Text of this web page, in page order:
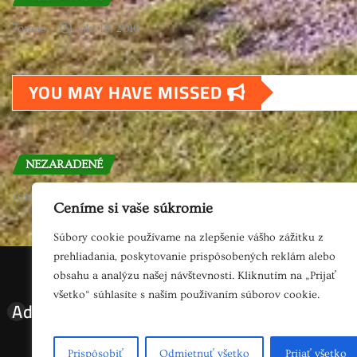
Ceníme si vaše súkromie
Súbory cookie používame na zlepšenie vášho zážitku z
prehliadania, poskytovanie prispôsobených reklám alebo
obsahu a analýzu našej návštevnosti. Kliknutím na „Prijať
všetko“ súhlasíte s naším používaním súborov cookie.
Prispôsobiť Odmietnuť všetko Prijať všetko
7omas okt 18, 2016
YOU MAY HAVE MISSED
NEZARADENÉ
7omas
Adresa